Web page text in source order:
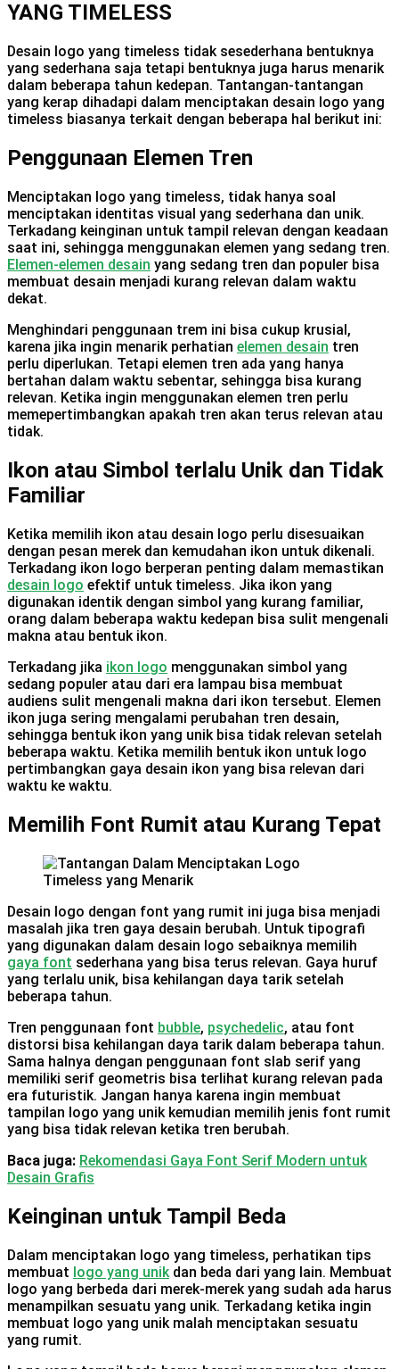
YANG TIMELESS
Desain logo yang timeless tidak sesederhana bentuknya
yang sederhana saja tetapi bentuknya juga harus menarik
dalam beberapa tahun kedepan. Tantangan-tantangan
yang kerap dihadapi dalam menciptakan desain logo yang
timeless biasanya terkait dengan beberapa hal berikut ini:
Penggunaan Elemen Tren
Menciptakan logo yang timeless, tidak hanya soal
menciptakan identitas visual yang sederhana dan unik.
Terkadang keinginan untuk tampil relevan dengan keadaan
saat ini, sehingga menggunakan elemen yang sedang tren.
Elemen-elemen desain yang sedang tren dan populer bisa
membuat desain menjadi kurang relevan dalam waktu
dekat.
Menghindari penggunaan trem ini bisa cukup krusial,
karena jika ingin menarik perhatian elemen desain tren
perlu diperlukan. Tetapi elemen tren ada yang hanya
bertahan dalam waktu sebentar, sehingga bisa kurang
relevan. Ketika ingin menggunakan elemen tren perlu
memepertimbangkan apakah tren akan terus relevan atau
tidak.
Ikon atau Simbol terlalu Unik dan Tidak
Familiar
Ketika memilih ikon atau desain logo perlu disesuaikan
dengan pesan merek dan kemudahan ikon untuk dikenali.
Terkadang ikon logo berperan penting dalam memastikan
desain logo efektif untuk timeless. Jika ikon yang
digunakan identik dengan simbol yang kurang familiar,
orang dalam beberapa waktu kedepan bisa sulit mengenali
makna atau bentuk ikon.
Terkadang jika ikon logo menggunakan simbol yang
sedang populer atau dari era lampau bisa membuat
audiens sulit mengenali makna dari ikon tersebut. Elemen
ikon juga sering mengalami perubahan tren desain,
sehingga bentuk ikon yang unik bisa tidak relevan setelah
beberapa waktu. Ketika memilih bentuk ikon untuk logo
pertimbangkan gaya desain ikon yang bisa relevan dari
waktu ke waktu.
Memilih Font Rumit atau Kurang Tepat
Desain logo dengan font yang rumit ini juga bisa menjadi
masalah jika tren gaya desain berubah. Untuk tipografi
yang digunakan dalam desain logo sebaiknya memilih
gaya font sederhana yang bisa terus relevan. Gaya huruf
yang terlalu unik, bisa kehilangan daya tarik setelah
beberapa tahun.
Tren penggunaan font bubble, psychedelic, atau font
distorsi bisa kehilangan daya tarik dalam beberapa tahun.
Sama halnya dengan penggunaan font slab serif yang
memiliki serif geometris bisa terlihat kurang relevan pada
era futuristik. Jangan hanya karena ingin membuat
tampilan logo yang unik kemudian memilih jenis font rumit
yang bisa tidak relevan ketika tren berubah.
Baca juga: Rekomendasi Gaya Font Serif Modern untuk
Desain Grafis
Keinginan untuk Tampil Beda
Dalam menciptakan logo yang timeless, perhatikan tips
membuat logo yang unik dan beda dari yang lain. Membuat
logo yang berbeda dari merek-merek yang sudah ada harus
menampilkan sesuatu yang unik. Terkadang ketika ingin
membuat logo yang unik malah menciptakan sesuatu
yang rumit.